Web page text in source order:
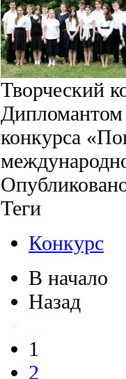
Творческий
конкурса
Теги
Конкурс
В начало
Назад
1
2